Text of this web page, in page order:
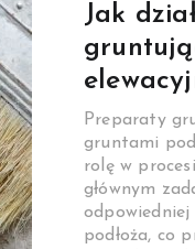
Jak
Preparaty
gruntami
rolę w
głównym
podłoża, co